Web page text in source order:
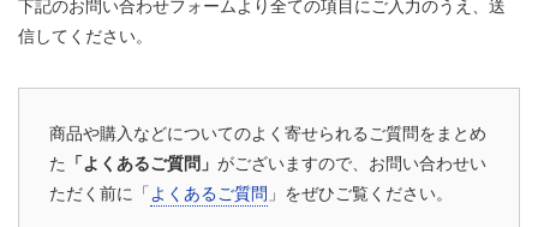
下記のお問い合わせフォームより全ての項目にご入力のうえ、送
信してください。
商品や購入などについてのよく寄せられるご質問をまとめ
た
「よくあるご質問」 がございますので、お問い合わせい
ただく前に「 よくあるご質問 」をぜひご覧ください。